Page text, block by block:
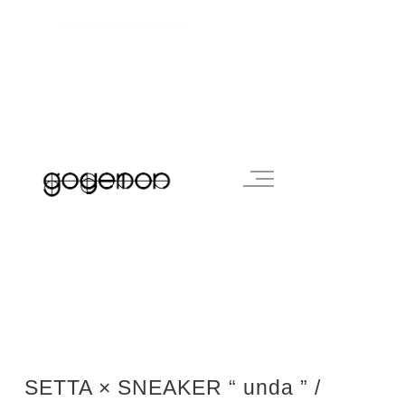
SETTA × SNEAKER “ unda ” /